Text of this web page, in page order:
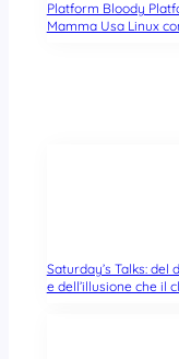
Platform Bloody
Mamma Usa Linux
Saturday’s Talks: del
e dell’illusione che il